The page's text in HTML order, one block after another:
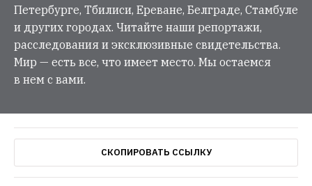
Петербурге, Тбилиси, Ереване, Белграде, Стамбуле
и других городах. Читайте наши репортажи,
расследования и эксклюзивные свидетельства.
Мир — есть все, что имеет место. Мы остаемся
в нем с вами.
СКОПИРОВАТЬ ССЫЛКУ